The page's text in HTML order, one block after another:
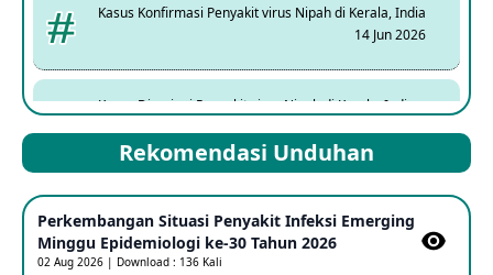
Kasus Konfirmasi Penyakit virus Nipah di Kerala, India
14 Jun 2026
Kasus Dicurigai Penyakit virus Nipah di Kerala, India
Mpox Clade 1b di Taiwan
25 May 2026
Rekomendasi Unduhan
Perkembangan Situasi Penyakit Infeksi Emerging
Minggu Epidemiologi ke-30 Tahun 2026
02 Aug 2026 | Download : 136 Kali